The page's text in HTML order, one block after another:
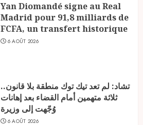
Yan Diomandé signe au Real
Madrid pour 91,8 milliards de
FCFA, un transfert historique
6 AOÛT 2026
تشاد: لم تعد تيك توك منطقة بلا قانون..
ثلاثة متهمين أمام القضاء بعد إهانات
وُجّهت إلى وزيرة
6 AOÛT 2026